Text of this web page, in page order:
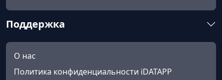
Поддержка
О нас
Политика конфиденциальности iDATAPP